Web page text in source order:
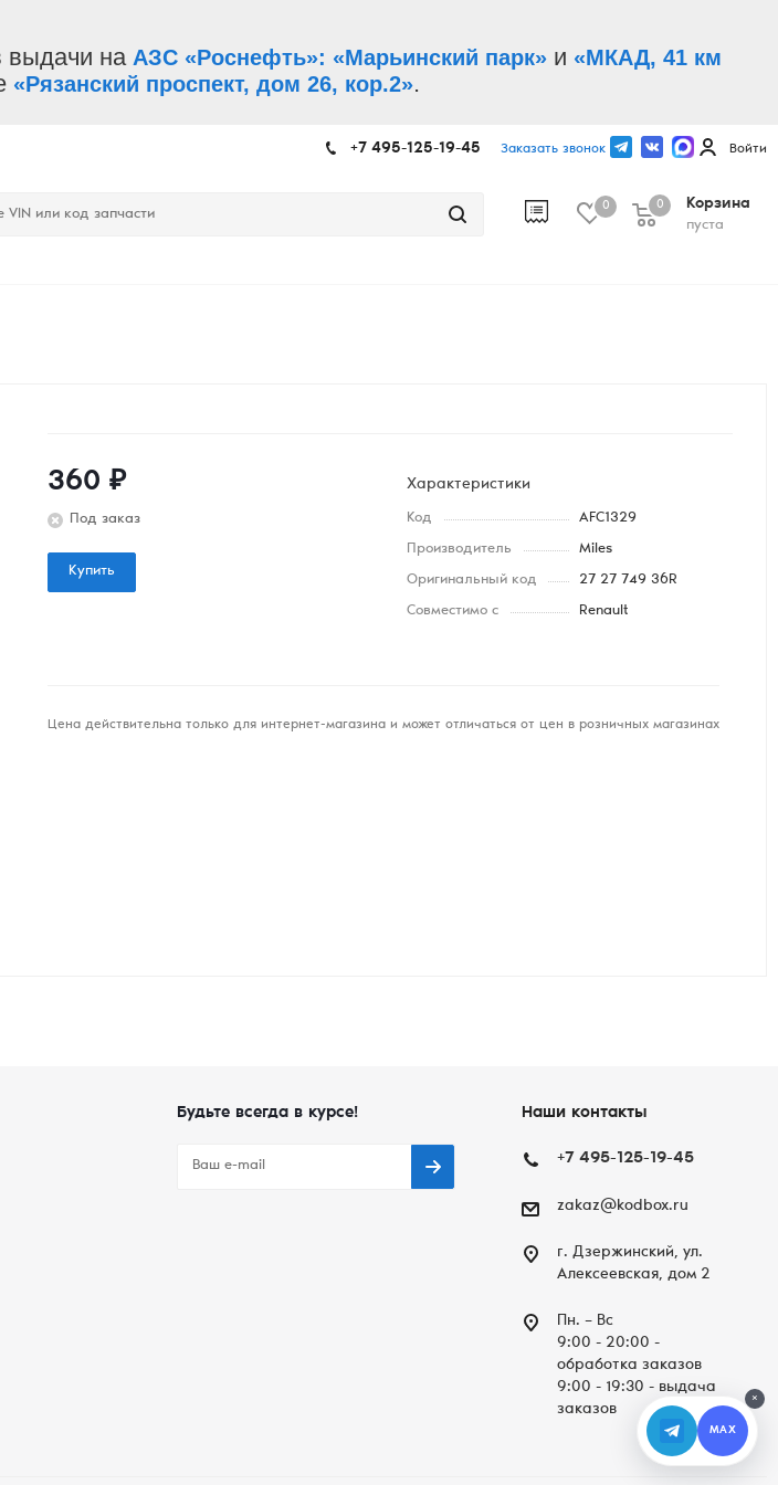
выдачи на АЗС «Роснефть»: «Марьинский парк» и «МКАД, 41 км
«Рязанский проспект, дом 26, кор.2».
+7 495-125-19-45 Заказать звонок Войти
0
Корзина
пуста
0
360 ₽
Под заказ
Купить
Характеристики
Код AFC1329
Производитель Miles
Оригинальный код 27 27 749 36R
Совместимо с Renault
Цена действительна только для интернет-магазина и может отличаться от цен в розничных магазинах
Будьте всегда в курсе! Наши контакты
+7 495-125-19-45
zakaz@kodbox.ru
г. Дзержинский, ул.
Алексеевская, дом 2
Пн. – Вc
9:00 - 20:00 -
обработка заказов
9:00 - 19:30 - выдача
заказов
×
MAX